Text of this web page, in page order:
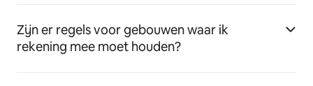
Zijn er regels voor gebouwen waar ik
rekening mee moet houden?